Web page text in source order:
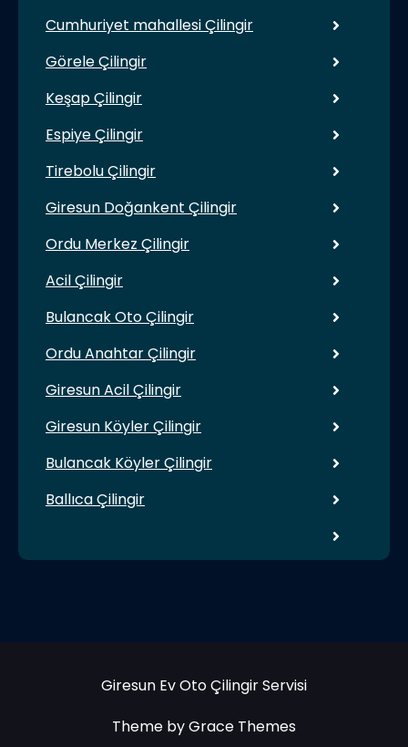
Cumhuriyet mahallesi Çilingir
Görele Çilingir
Keşap Çilingir
Espiye Çilingir
Tirebolu Çilingir
Giresun Doğankent Çilingir
Ordu Merkez Çilingir
Acil Çilingir
Bulancak Oto Çilingir
Ordu Anahtar Çilingir
Giresun Acil Çilingir
Giresun Köyler Çilingir
Bulancak Köyler Çilingir
Ballıca Çilingir
Giresun Ev Oto Çilingir Servisi
Theme by Grace Themes